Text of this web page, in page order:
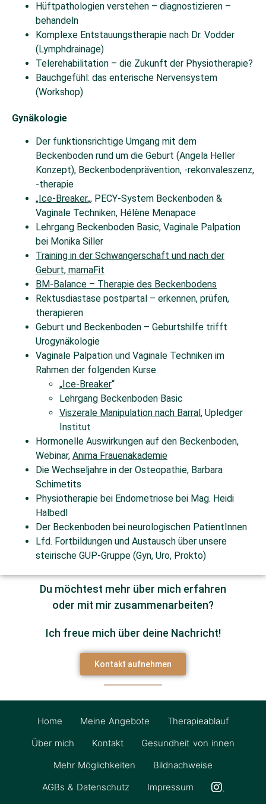
Hüftpathologien verstehen – diagnostizieren –
behandeln
Komplexe Entstauungstherapie nach Dr. Vodder
(Lymphdrainage)
Telerehabilitation – die Zukunft der Physiotherapie?
Bauchgefühl: das enterische Nervensystem
(Workshop)
Gynäkologie
Der funktionsrichtige Umgang mit dem
Beckenboden rund um die Geburt (Angela Heller
Konzept), Beckenbodenprävention, -rekonvaleszenz,
-therapie
„Ice-Breaker„, PECY-System Beckenboden &
Vaginale Techniken, Hélène Menapace
Lehrgang Beckenboden Basic, Vaginale Palpation
bei Monika Siller
Training in der Schwangerschaft und nach der
Geburt, mamaFit
BM-Balance – Therapie des Beckenbodens
Rektusdiastase postpartal – erkennen, prüfen,
therapieren
Geburt und Beckenboden – Geburtshilfe trifft
Urogynäkologie
Vaginale Palpation und Vaginale Techniken im
Rahmen der folgenden Kurse
„Ice-Breaker“
Lehrgang Beckenboden Basic
Viszerale Manipulation nach Barral, Upledger
Institut
Hormonelle Auswirkungen auf den Beckenboden,
Webinar, Anima Frauenakademie
Die Wechseljahre in der Osteopathie, Barbara
Schimetits
Physiotherapie bei Endometriose bei Mag. Heidi
Halbedl
Der Beckenboden bei neurologischen PatientInnen
Lfd. Fortbildungen und Austausch über unsere
steirische GUP-Gruppe (Gyn, Uro, Prokto)
Du möchtest mehr über mich erfahren
oder mit mir zusammenarbeiten?
Ich freue mich über deine Nachricht!
Kontakt aufnehmen
Home Meine Angebote
Therapieablauf
Über mich
Kontakt
Gesundheit von innen
Mehr Möglichkeiten
Bildnachweise
AGBs & Datenschutz
Impressum .